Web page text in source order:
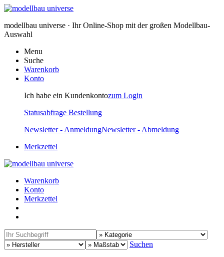
modellbau universe · Ihr Online-Shop mit der großen Modellbau-
Auswahl
Menu
Suche
Warenkorb
Konto
Ich habe ein Kundenkontozum Login
Statusabfrage Bestellung
Newsletter - AnmeldungNewsletter - Abmeldung
Merkzettel
Warenkorb
Konto
Merkzettel
Suchen